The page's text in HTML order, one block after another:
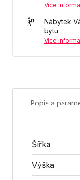
Více
Nábytek
bytu
Více
Popis a
Šířka
Výška